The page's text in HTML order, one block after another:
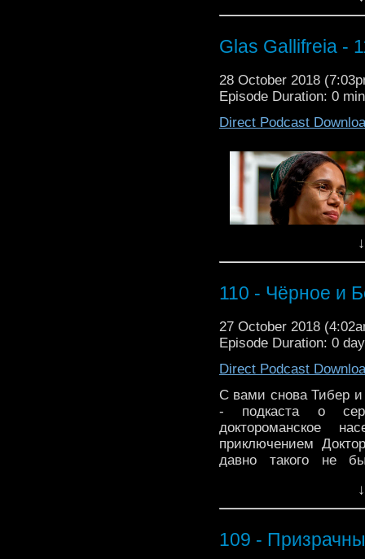
Muzyka ot Kevin
Glas Gallifreia -
28 October 2018
Episode Duration: 0
Direct Podcast
S vami snova Tiber i
naselenie planety
istoricheskim, na
desiatyi vypusk, dobro
03:20– Fakty
05:10– O vizual'noi
10:05– O
110 - Чёрное и
27 October 2018
Episode Duration: 0
Direct Podcast
С вами снова Тибер
- подкаста о
доктороманское
приключением
давно такого не
10:05 - О
от Kevin MacLeod
109 -